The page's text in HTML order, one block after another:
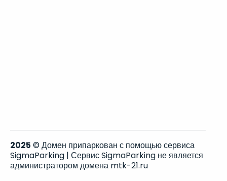
2025 © Домен припаркован с помощью сервиса
SigmaParking | Сервис SigmaParking не является
администратором домена mtk-21.ru